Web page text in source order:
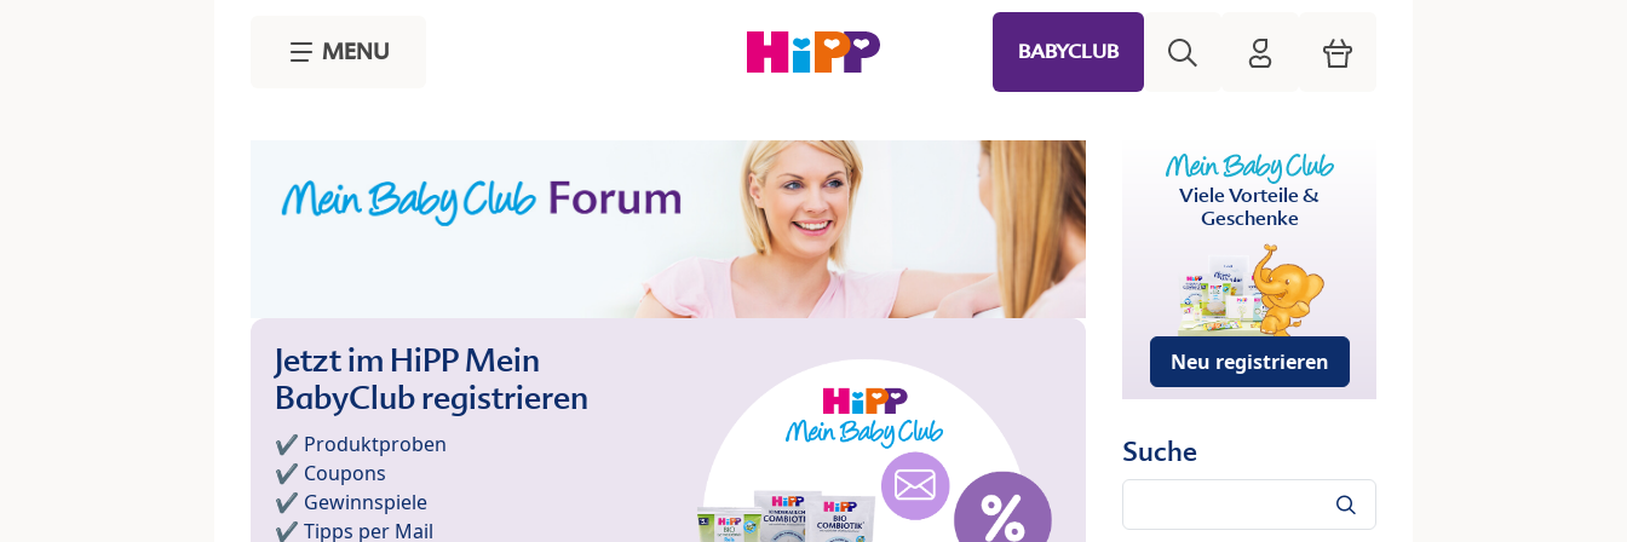
MENU BABYCLUB HiPP Mein Babyclub
Warenkorb
Jetzt im HiPP Mein
BabyClub registrieren
✔️ Produktproben
✔️ Coupons
✔️ Gewinnspiele
✔️ Tipps per Mail
Viele Vorteile &
Geschenke
Neu registrieren
Suche